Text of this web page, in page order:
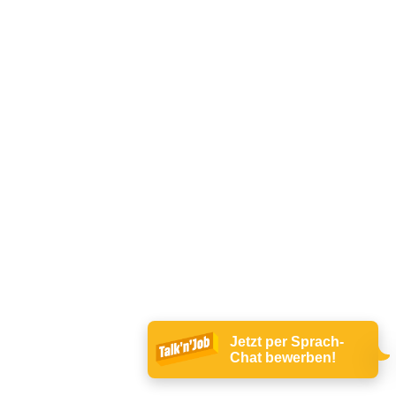
Jetzt per Sprach-
Chat bewerben!